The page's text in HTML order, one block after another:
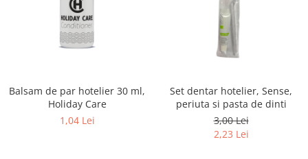
Balsam de par hotelier 30 ml,
Holiday Care
1,04 Lei
Set dentar hotelier, Sense,
periuta si pasta de dinti
3,00 Lei
2,23 Lei